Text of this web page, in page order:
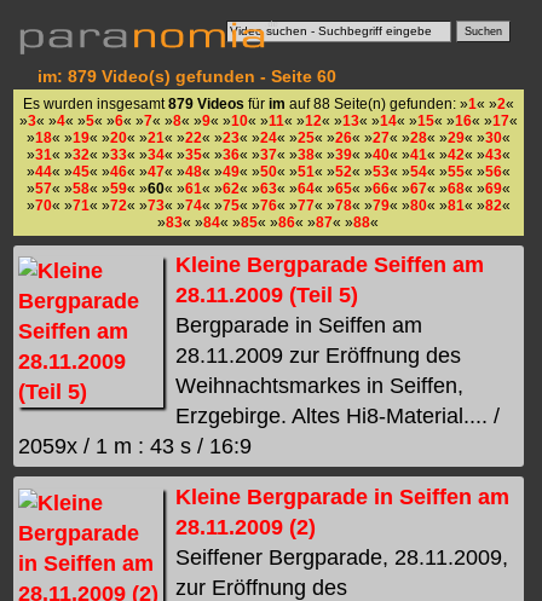
im: 879 Video(s) gefunden - Seite 60
Es wurden insgesamt 879 Videos für im auf 88 Seite(n) gefunden: »1« »2«
»3« »4« »5« »6« »7« »8« »9« »10« »11« »12« »13« »14« »15« »16« »17«
»18« »19« »20« »21« »22« »23« »24« »25« »26« »27« »28« »29« »30«
»31« »32« »33« »34« »35« »36« »37« »38« »39« »40« »41« »42« »43«
»44« »45« »46« »47« »48« »49« »50« »51« »52« »53« »54« »55« »56«
»57« »58« »59« »60« »61« »62« »63« »64« »65« »66« »67« »68« »69«
»70« »71« »72« »73« »74« »75« »76« »77« »78« »79« »80« »81« »82«
»83« »84« »85« »86« »87« »88«
Kleine Bergparade Seiffen am
28.11.2009 (Teil 5)
Bergparade in Seiffen am
28.11.2009 zur Eröffnung des
Weihnachtsmarkes in Seiffen,
Erzgebirge. Altes Hi8-Material.... /
2059x / 1 m : 43 s / 16:9
Kleine Bergparade in Seiffen am
28.11.2009 (2)
Seiffener Bergparade, 28.11.2009,
zur Eröffnung des